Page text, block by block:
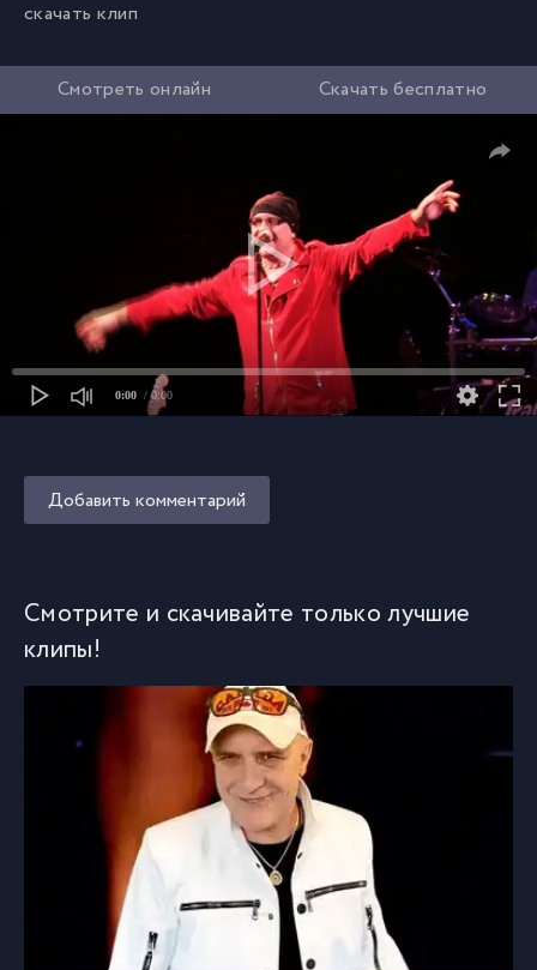
скачать клип
Смотреть онлайн Скачать бесплатно
0:00 / 0:00
Добавить комментарий
Смотрите и скачивайте только лучшие
клипы!